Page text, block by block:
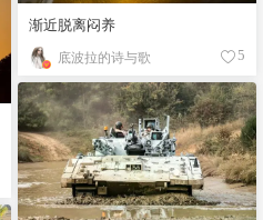
渐近脱离闷养
底波拉的诗与歌 5